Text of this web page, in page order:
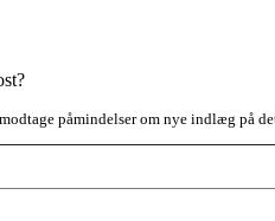
påmindelser om nye indlæg på